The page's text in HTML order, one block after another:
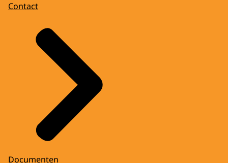
Contact
Documenten